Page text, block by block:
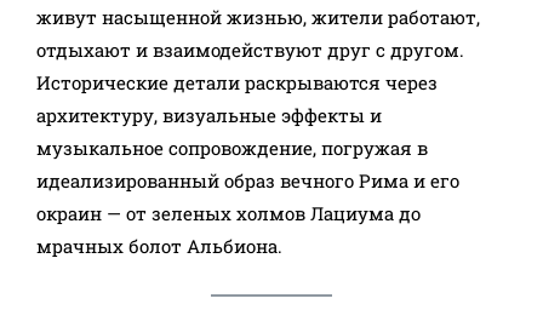
живут насыщенной жизнью, жители работают,
отдыхают и взаимодействуют друг с другом.
Исторические детали раскрываются через
архитектуру, визуальные эффекты и
музыкальное сопровождение, погружая в
идеализированный образ вечного Рима и его
окраин — от зеленых холмов Лациума до
мрачных болот Альбиона.​